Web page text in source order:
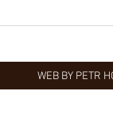
WEB BY